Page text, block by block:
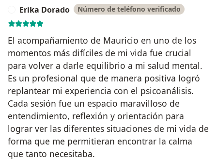
Erika Dorado Número de teléfono verificado
El acompañamiento de Mauricio en uno de los
momentos más difíciles de mi vida fue crucial
para volver a darle equilibrio a mi salud mental.
Es un profesional que de manera positiva logró
replantear mi experiencia con el psicoanálisis.
Cada sesión fue un espacio maravilloso de
entendimiento, reflexión y orientación para
lograr ver las diferentes situaciones de mi vida de
forma que me permitieran encontrar la calma
que tanto necesitaba.